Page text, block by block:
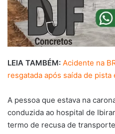
LEIA TAMBÉM: Acidente na
resgatada após saída de pista
A pessoa que estava na
conduzida ao hospital de
termo de recusa de